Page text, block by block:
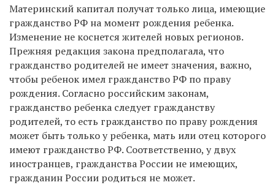
Материнский капитал получат только лица, имеющие
гражданство РФ на момент рождения ребенка.
Изменение не коснется жителей новых регионов.
Прежняя редакция закона предполагала, что
гражданство родителей не имеет значения, важно,
чтобы ребенок имел гражданство РФ по праву
рождения. Согласно российским законам,
гражданство ребенка следует гражданству
родителей, то есть гражданство по праву рождения
может быть только у ребенка, мать или отец которого
имеют гражданство РФ. Соответственно, у двух
иностранцев, гражданства России не имеющих,
гражданин России родиться не может.